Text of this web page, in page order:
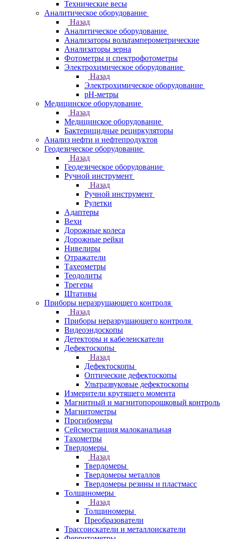
Технические весы
Аналитическое оборудование
Назад
Аналитическое оборудование
Анализаторы вольтамперометрические
Анализаторы зерна
Фотометры и спектрофотометры
Электрохимическое оборудование
Назад
Электрохимическое оборудование
pH-метры
Медицинское оборудование
Назад
Медицинское оборудование
Бактерицидные рециркуляторы
Анализ нефти и нефтепродуктов
Геодезическое оборудование
Назад
Геодезическое оборудование
Ручной инструмент
Назад
Ручной инструмент
Рулетки
Адаптеры
Вехи
Дорожные колеса
Дорожные рейки
Нивелиры
Отражатели
Тахеометры
Теодолиты
Трегеры
Штативы
Приборы неразрушающего контроля
Назад
Приборы неразрушающего контроля
Видеоэндоскопы
Детекторы и кабелеискатели
Дефектоскопы
Назад
Дефектоскопы
Оптические дефектоскопы
Ультразвуковые дефектоскопы
Измерители крутящего момента
Магнитный и магнитопорошковый контроль
Магнитометры
Прогибомеры
Сейсмостанция малоканальная
Тахометры
Твердомеры
Назад
Твердомеры
Твердомеры металлов
Твердомеры резины и пластмасс
Толщиномеры
Назад
Толщиномеры
Преобразователи
Трассоискатели и металлоискатели